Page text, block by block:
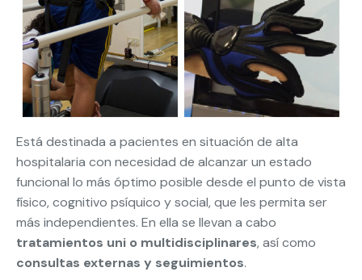
Está destinada a pacientes en situación de alta
hospitalaria con necesidad de alcanzar un estado
funcional lo más óptimo posible desde el punto de vista
físico, cognitivo psíquico y social, que les permita ser
más independientes. En ella se llevan a cabo
tratamientos uni o multidisciplinares, así como
consultas externas y seguimientos.